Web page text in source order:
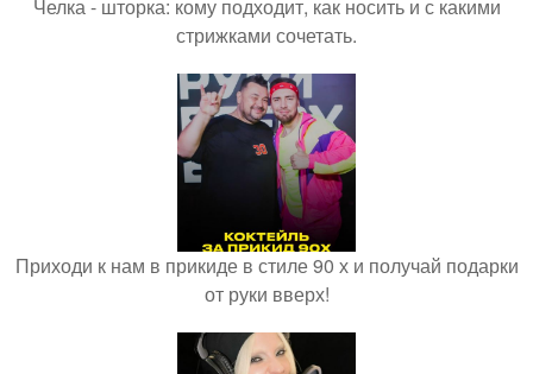
Челка - шторка: кому подходит, как носить и с какими
стрижками сочетать.
Приходи к нам в прикиде в стиле 90 х и получай подарки
от руки вверх!